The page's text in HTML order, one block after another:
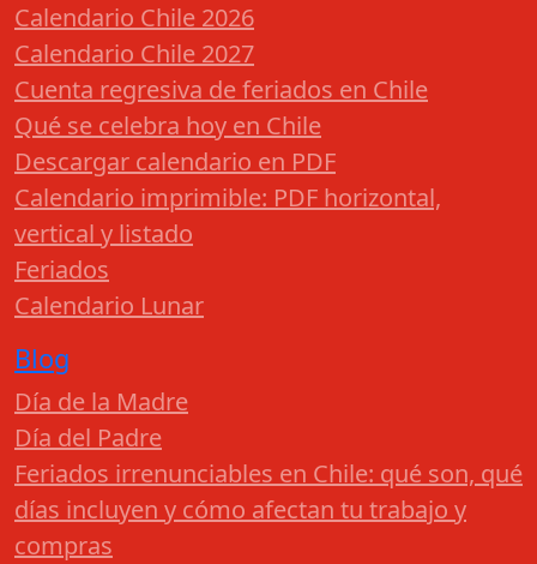
Calendario Chile 2026
Calendario Chile 2027
Cuenta regresiva de feriados en Chile
Qué se celebra hoy en Chile
Descargar calendario en PDF
Calendario imprimible: PDF horizontal,
vertical y listado
Feriados
Calendario Lunar
Blog
Día de la Madre
Día del Padre
Feriados irrenunciables en Chile: qué son, qué
días incluyen y cómo afectan tu trabajo y
compras